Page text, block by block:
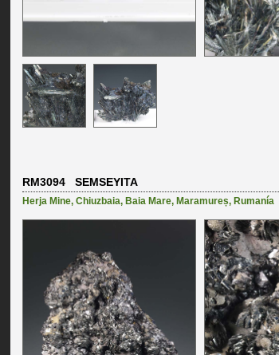
RM3094 SEMSEYITA
Herja Mine, Chiuzbaia, Baia Mare, Maramureș, Rumanía